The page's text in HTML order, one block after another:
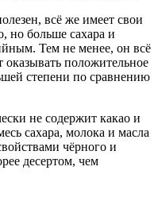
всё же имеет свои
но больше сахара и
Тем не менее, он всё
положительное
степени по сравнению
не содержит какао и
сахара, молока и масла
чёрного и
десертом, чем